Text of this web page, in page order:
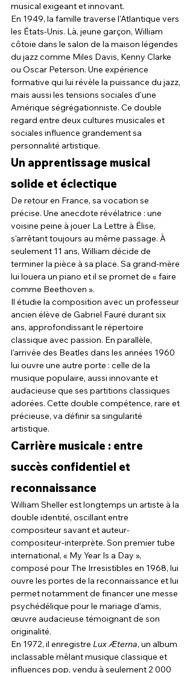
musical exigeant et innovant.
En 1949, la famille traverse l'Atlantique vers
les États-Unis. Là, jeune garçon, William
côtoie dans le salon de la maison légendes
du jazz comme Miles Davis, Kenny Clarke
ou Oscar Peterson. Une expérience
formative qui lui révèle la puissance du jazz,
mais aussi les tensions sociales d'une
Amérique ségrégationniste. Ce double
regard entre deux cultures musicales et
sociales influence grandement sa
personnalité artistique.
Un apprentissage musical
solide et éclectique
De retour en France, sa vocation se
précise. Une anecdote révélatrice : une
voisine peine à jouer La Lettre à Élise,
s'arrêtant toujours au même passage. À
seulement 11 ans, William décide de
terminer la pièce à sa place. Sa grand-mère
lui louera un piano et il se promet de « faire
comme Beethoven ».
Il étudie la composition avec un professeur
ancien élève de Gabriel Fauré durant six
ans, approfondissant le répertoire
classique avec passion. En parallèle,
l'arrivée des Beatles dans les années 1960
lui ouvre une autre porte : celle de la
musique populaire, aussi innovante et
audacieuse que ses partitions classiques
adorées. Cette double compétence, rare et
précieuse, va définir sa singularité
artistique.
Carrière musicale : entre
succès confidentiel et
reconnaissance
William Sheller est longtemps un artiste à la
double identité, oscillant entre
compositeur savant et auteur-
compositeur-interprète. Son premier tube
international, « My Year Is a Day »,
composé pour The Irresistibles en 1968, lui
ouvre les portes de la reconnaissance et lui
permet notamment de financer une messe
psychédélique pour le mariage d'amis,
œuvre audacieuse témoignant de son
originalité.
En 1972, il enregistre Lux Æterna, un album
inclassable mêlant musique classique et
influences pop, vendu à seulement 2 000